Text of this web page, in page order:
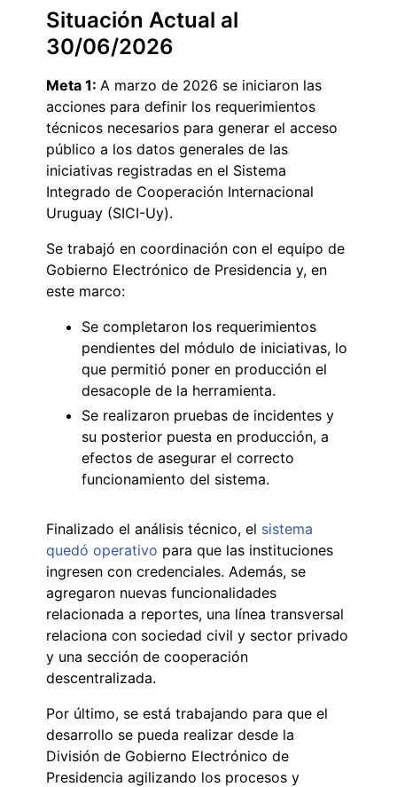
Situación Actual al
30/06/2026
Meta 1: A marzo de 2026 se iniciaron las
acciones para definir los requerimientos
técnicos necesarios para generar el acceso
público a los datos generales de las
iniciativas registradas en el Sistema
Integrado de Cooperación Internacional
Uruguay (SICI-Uy).
Se trabajó en coordinación con el equipo de
Gobierno Electrónico de Presidencia y, en
este marco:
Se completaron los requerimientos
pendientes del módulo de iniciativas, lo
que permitió poner en producción el
desacople de la herramienta.
Se realizaron pruebas de incidentes y
su posterior puesta en producción, a
efectos de asegurar el correcto
funcionamiento del sistema.
Finalizado el análisis técnico, el sistema
quedó operativo para que las instituciones
ingresen con credenciales. Además, se
agregaron nuevas funcionalidades
relacionada a reportes, una línea transversal
relaciona con sociedad civil y sector privado
y una sección de cooperación
descentralizada.
Por último, se está trabajando para que el
desarrollo se pueda realizar desde la
División de Gobierno Electrónico de
Presidencia agilizando los procesos y